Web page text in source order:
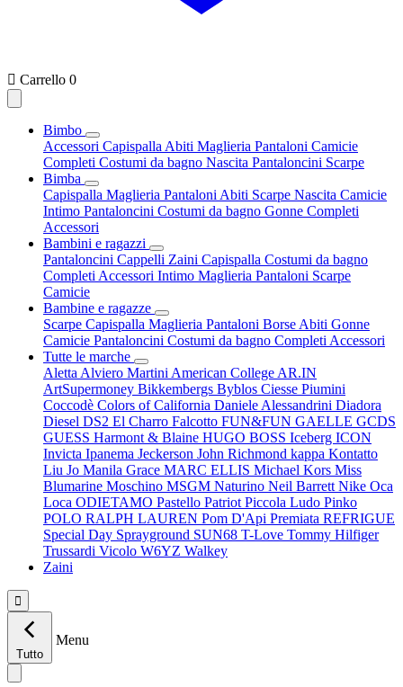
 Carrello 0
Bimbo
Accessori Capispalla Abiti Maglieria Pantaloni Camicie
Completi Costumi da bagno Nascita Pantaloncini Scarpe
Bimba
Capispalla Maglieria Pantaloni Abiti Scarpe Nascita Camicie
Intimo Pantaloncini Costumi da bagno Gonne Completi
Accessori
Bambini e ragazzi
Pantaloncini Cappelli Zaini Capispalla Costumi da bagno
Completi Accessori Intimo Maglieria Pantaloni Scarpe
Camicie
Bambine e ragazze
Scarpe Capispalla Maglieria Pantaloni Borse Abiti Gonne
Camicie Pantaloncini Costumi da bagno Completi Accessori
Tutte le marche
Aletta Alviero Martini American College AR.IN
ArtSupermoney Bikkembergs Byblos Ciesse Piumini
Coccodè Colors of California Daniele Alessandrini Diadora
Diesel DS2 El Charro Falcotto FUN&FUN GAELLE GCDS
GUESS Harmont & Blaine HUGO BOSS Iceberg ICON
Invicta Ipanema Jeckerson John Richmond kappa Kontatto
Liu Jo Manila Grace MARC ELLIS Michael Kors Miss
Blumarine Moschino MSGM Naturino Neil Barrett Nike Oca
Loca ODIETAMO Pastello Patriot Piccola Ludo Pinko
POLO RALPH LAUREN Pom D'Api Premiata REFRIGUE
Special Day Sprayground SUN68 T-Love Tommy Hilfiger
Trussardi Vicolo W6YZ Walkey
Zaini

Tutto
Menu